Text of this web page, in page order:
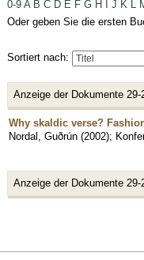
0-9 A B C D E F G H J K L
Oder geben Sie die ersten
Sortiert nach:
Anzeige der Dokumente 29-
Why skaldic verse?
Nordal, Guðrún (2002);
Anzeige der Dokumente 29-